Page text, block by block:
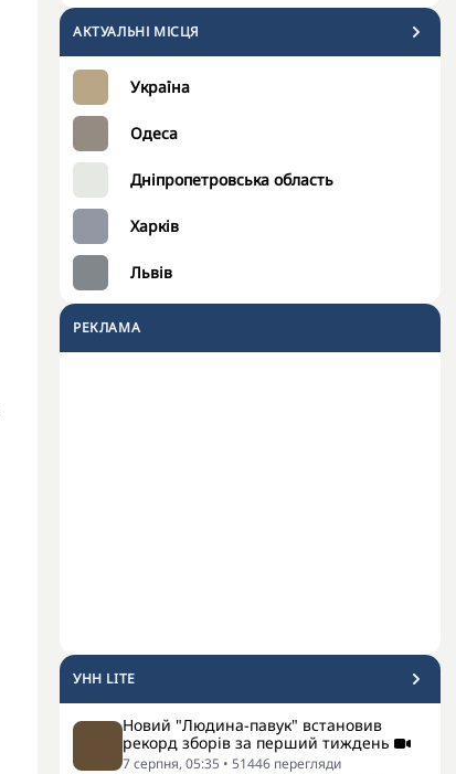
АКТУАЛЬНІ МІСЦЯ
Україна
Одеса
Дніпропетровська область
Харків
Львів
РЕКЛАМА
УНН LITE
Новий "Людина-павук" встановив
рекорд зборів за перший тиждень
7 серпня, 05:35 • 51446 перегляди